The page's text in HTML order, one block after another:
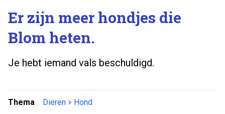
Er zijn meer hondjes die
Blom heten.
Je hebt iemand vals beschuldigd.
Thema Dieren Hond